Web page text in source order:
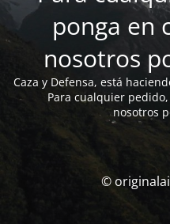
ponga en
nosotros
Caza y Defensa, está
Para cualquier
nosotros
©